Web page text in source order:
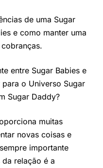
de uma Sugar
e como manter uma
entre Sugar Babies e
o Universo Sugar
Sugar Daddy?
muitas
novas coisas e
importante
relação é a